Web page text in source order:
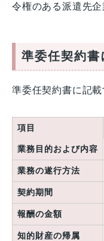
令権のある派遣先企
準委任契約書
準委任契約書に記載
項目
業務目的および内容
業務の遂行方法
契約期間
報酬の金額
知的財産の帰属